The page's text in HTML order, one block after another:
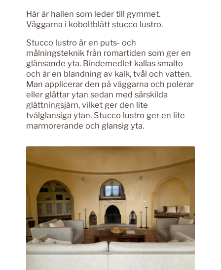
Här är hallen som leder till gymmet.
Väggarna i koboltblått stucco lustro.
Stucco lustro är en puts- och
målningsteknik från romartiden som ger en
glänsande yta. Bindemedlet kallas smalto
och är en blandning av kalk, tvål och vatten.
Man applicerar den på väggarna och polerar
eller glättar ytan sedan med särskilda
glättningsjärn, vilket ger den lite
tvålglansiga ytan. Stucco lustro ger en lite
marmorerande och glansig yta.